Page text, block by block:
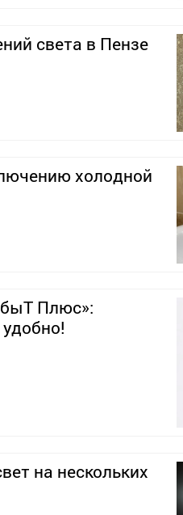
света в Пензе
холодной
Плюс»:
на нескольких